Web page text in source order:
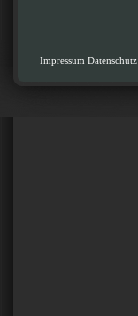
Impressum Datenschutz